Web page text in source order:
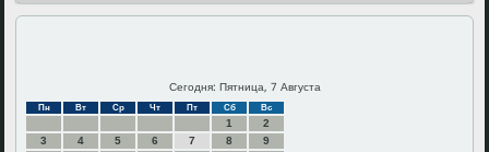
Сегодня: Пятница, 7 Августа
Пн Вт Ср Чт Пт Сб Вс
1
2
3
4 5 6 7 8
9